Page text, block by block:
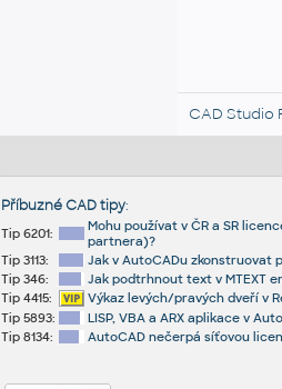
CAD Studio
Příbuzné CAD tipy:
Tip 6201:
Mohu používat v ČR a SR
partnera)?
Tip 3113:
Jak v AutoCADu zkonstruovat
Tip 346:
Jak podtrhnout text v MTEXT
Tip 4415:
Výkaz levých/pravých dveří v
Tip 5893:
LISP, VBA a ARX aplikace v
Tip 8134:
AutoCAD nečerpá síťovou